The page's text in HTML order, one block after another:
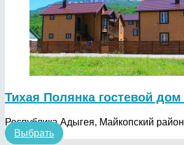
Тихая Полянка гостевой
Республика Адыгея, Майкопский
Выбрать